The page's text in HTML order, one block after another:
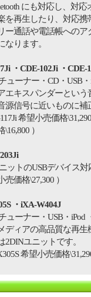
にも対応し、対
を再生したり、対応携
ー通話や電話帳へのア
なります。
・CDE-102Ji ・CDE-
ューナー・CD・USB
エキスパンダーとい
源信号に近いものに
117Ji 希望小売価格
）
ットのUSBデバイス
売価格\27,300 ）
・iXA-W404J
ューナー・USB・
ディアの高品質な再生
2DINユニットです。
希望小売価格